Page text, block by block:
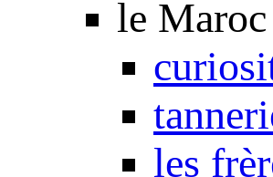
le Maroc
les